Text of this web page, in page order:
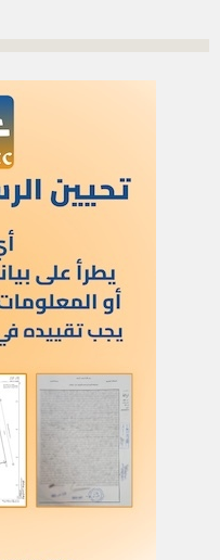
الاشتراك
أدخل بريدك